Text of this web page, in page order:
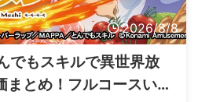
2026/8/8
でもスキルで異世界放
まとめ！フルコースい